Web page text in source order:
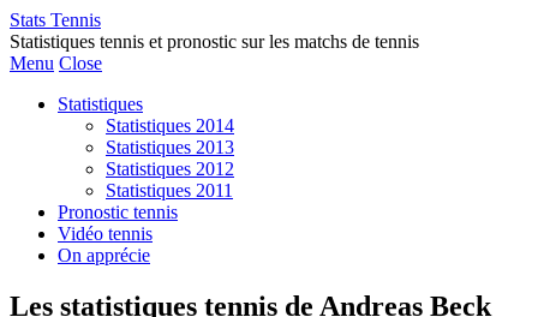
Stats Tennis
Statistiques tennis et pronostic sur les matchs de tennis
Menu Close
Statistiques
Statistiques 2014
Statistiques 2013
Statistiques 2012
Statistiques 2011
Pronostic tennis
Vidéo tennis
On apprécie
Les statistiques tennis de Andreas Beck